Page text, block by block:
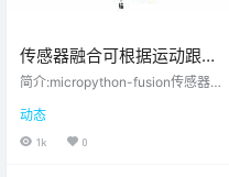
传感器融合可根据运动跟踪
设备的输出来计算偏航，俯
简介:micropython-fusion传感器融
向、俯仰和横滚。该算法使用了Ma
dgwick算法，由于其速度和质量，
动态
1k 0